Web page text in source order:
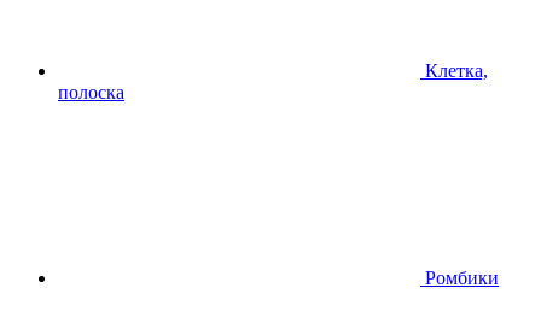
Клетка,
полоска
Ромбики